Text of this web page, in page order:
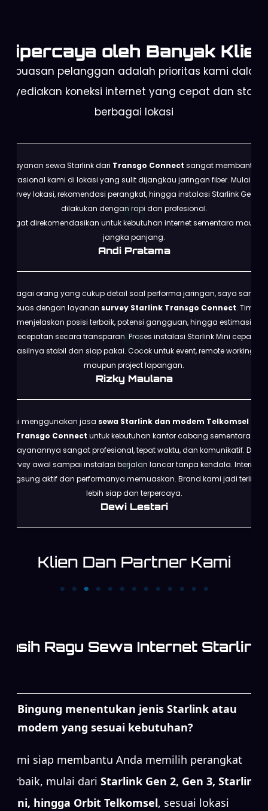
Dipercaya oleh Banyak Klien
Kepuasan pelanggan adalah prioritas kami dalam
koneksi internet yang cepat dan stabil
berbagai lokasi
Layanan sewa Starlink dari Transgo Connect sangat membantu
operasional kami di lokasi yang sulit dijangkau jaringan fiber. Mulai dari
survey lokasi, rekomendasi perangkat, hingga instalasi Starlink Gen 3
dilakukan dengan rapi dan profesional.
Sangat direkomendasikan untuk kebutuhan internet sementara maupun
jangka panjang.
Andi Pratama
Sebagai orang yang cukup detail soal performa jaringan, saya sangat
puas dengan layanan survey Starlink Transgo Connect. Tim
menjelaskan posisi terbaik, potensi gangguan, hingga estimasi
kecepatan secara transparan. Proses instalasi Starlink Mini cepat,
hasilnya stabil dan siap pakai. Cocok untuk event, remote working,
maupun project lapangan.
Rizky Maulana
Kami menggunakan jasa sewa Starlink dan modem Telkomsel dari
Transgo Connect untuk kebutuhan kantor cabang sementara.
Pelayanannya sangat profesional, tepat waktu, dan komunikatif. Dari
survey awal sampai instalasi berjalan lancar tanpa kendala. Internet
langsung aktif dan performanya memuaskan. Brand kami jadi terlihat
lebih siap dan terpercaya.
Dewi Lestari
Klien Dan Partner Kami
PT. Cipta Megaswara
Televisi Kompas TV
PT. KATAMEDIA
INDONESIA
Ragu Sewa Internet
Bingung menentukan jenis Starlink atau
modem yang sesuai kebutuhan?
Kami siap membantu Anda memilih perangkat
terbaik, mulai dari Starlink Gen 2, Gen 3, Starlink
Mini, hingga Orbit Telkomsel, sesuai lokasi